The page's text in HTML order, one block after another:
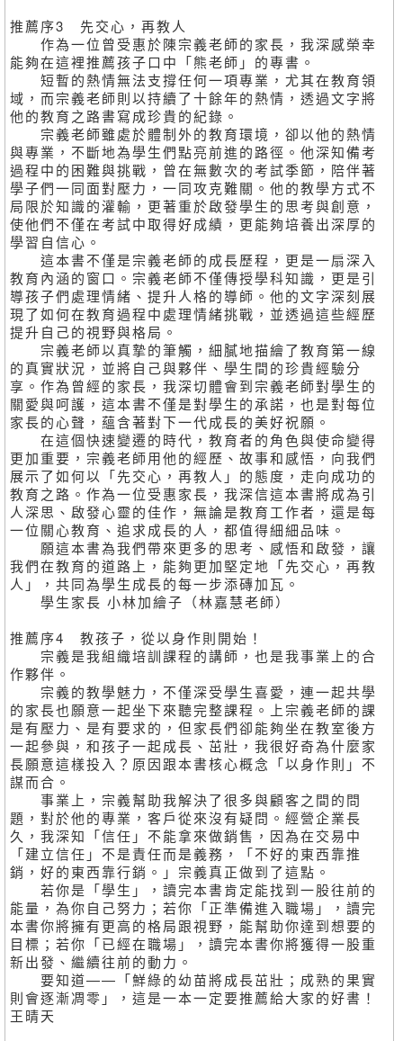
推薦序3 先交心，再教人
作為一位曾受惠於陳宗義老師的家長，我深感榮幸
能夠在這裡推薦孩子口中「熊老師」的專書。
短暫的熱情無法支撐任何一項專業，尤其在教育領
域，而宗義老師則以持續了十餘年的熱情，透過文字將
他的教育之路書寫成珍貴的紀錄。
宗義老師雖處於體制外的教育環境，卻以他的熱情
與專業，不斷地為學生們點亮前進的路徑。他深知備考
過程中的困難與挑戰，曾在無數次的考試季節，陪伴著
學子們一同面對壓力，一同攻克難關。他的教學方式不
局限於知識的灌輸，更著重於啟發學生的思考與創意，
使他們不僅在考試中取得好成績，更能夠培養出深厚的
學習自信心。
這本書不僅是宗義老師的成長歷程，更是一扇深入
教育內涵的窗口。宗義老師不僅傳授學科知識，更是引
導孩子們處理情緒、提升人格的導師。他的文字深刻展
現了如何在教育過程中處理情緒挑戰，並透過這些經歷
提升自己的視野與格局。
宗義老師以真摯的筆觸，細膩地描繪了教育第一線
的真實狀況，並將自己與夥伴、學生間的珍貴經驗分
享。作為曾經的家長，我深切體會到宗義老師對學生的
關愛與呵護，這本書不僅是對學生的承諾，也是對每位
家長的心聲，蘊含著對下一代成長的美好祝願。
在這個快速變遷的時代，教育者的角色與使命變得
更加重要，宗義老師用他的經歷、故事和感悟，向我們
展示了如何以「先交心，再教人」的態度，走向成功的
教育之路。作為一位受惠家長，我深信這本書將成為引
人深思、啟發心靈的佳作，無論是教育工作者，還是每
一位關心教育、追求成長的人，都值得細細品味。
願這本書為我們帶來更多的思考、感悟和啟發，讓
我們在教育的道路上，能夠更加堅定地「先交心，再教
人」，共同為學生成長的每一步添磚加瓦。
學生家長 小林加繪子（林嘉慧老師）
推薦序4 教孩子，從以身作則開始！
宗義是我組織培訓課程的講師，也是我事業上的合
作夥伴。
宗義的教學魅力，不僅深受學生喜愛，連一起共學
的家長也願意一起坐下來聽完整課程。上宗義老師的課
是有壓力、是有要求的，但家長們卻能夠坐在教室後方
一起參與，和孩子一起成長、茁壯，我很好奇為什麼家
長願意這樣投入？原因跟本書核心概念「以身作則」不
謀而合。
事業上，宗義幫助我解決了很多與顧客之間的問
題，對於他的專業，客戶從來沒有疑問。經營企業長
久，我深知「信任」不能拿來做銷售，因為在交易中
「建立信任」不是責任而是義務，「不好的東西靠推
銷，好的東西靠行銷。」宗義真正做到了這點。
若你是「學生」，讀完本書肯定能找到一股往前的
能量，為你自己努力；若你「正準備進入職場」，讀完
本書你將擁有更高的格局跟視野，能幫助你達到想要的
目標；若你「已經在職場」，讀完本書你將獲得一股重
新出發、繼續往前的動力。
要知道——「鮮綠的幼苗將成長茁壯；成熟的果實
則會逐漸凋零」，這是一本一定要推薦給大家的好書！
王晴天